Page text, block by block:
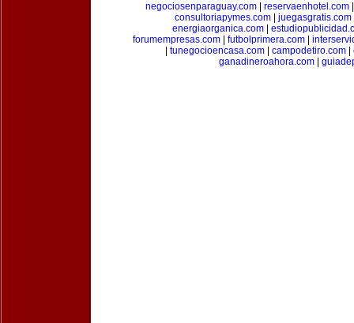
negociosenparaguay.com
reservaenhotel.com
consultoriapymes.com
juegasgratis.com
energiaorganica.com|
forumempresas.com
futbolprimera.com
tunegocioencasa.com| campodetiro.com|
ganadineroahora.com|